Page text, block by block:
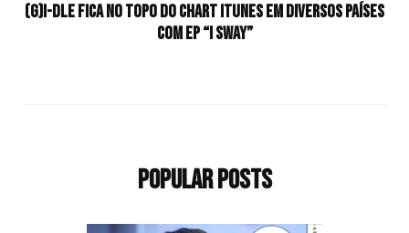
(G)I-DLE fica no topo do chart iTunes em diversos países
com EP “I SWAY”
Popular Posts